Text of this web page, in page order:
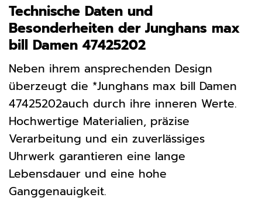
Technische Daten und
Besonderheiten der Junghans max
bill Damen 47425202
Neben ihrem ansprechenden Design
überzeugt die *Junghans max bill Damen
47425202auch durch ihre inneren Werte.
Hochwertige Materialien, präzise
Verarbeitung und ein zuverlässiges
Uhrwerk garantieren eine lange
Lebensdauer und eine hohe
Ganggenauigkeit.